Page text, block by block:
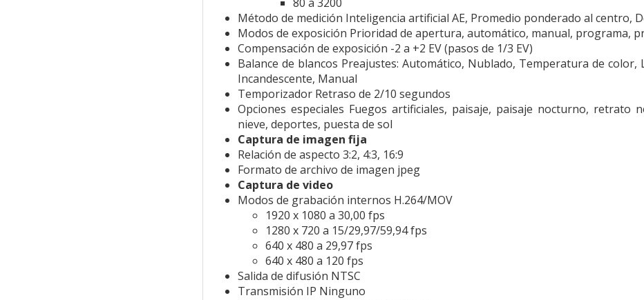
Método de medición Inteligencia artificial AE, Promedio ponderado al centro,
Modos de exposición Prioridad de apertura, automático, manual, programa,
Compensación de exposición -2 a +2 EV (pasos de 1/3 EV)
Balance de blancos Preajustes: Automático, Nublado, Temperatura de color,
Incandescente, Manual
Temporizador Retraso de 2/10 segundos
Opciones especiales Fuegos artificiales, paisaje, paisaje nocturno,
nieve, deportes, puesta de sol
Captura de imagen fija
Relación de aspecto 3:2, 4:3, 16:9
Formato de archivo de imagen jpeg
Captura de video
Modos de grabación internos H.264/MOV
1920 x 1080 a 30,00 fps
1280 x 720 a 15/29,97/59,94 fps
640 x 480 a 29,97 fps
640 x 480 a 120 fps
Salida de difusión NTSC
Transmisión IP Ninguno